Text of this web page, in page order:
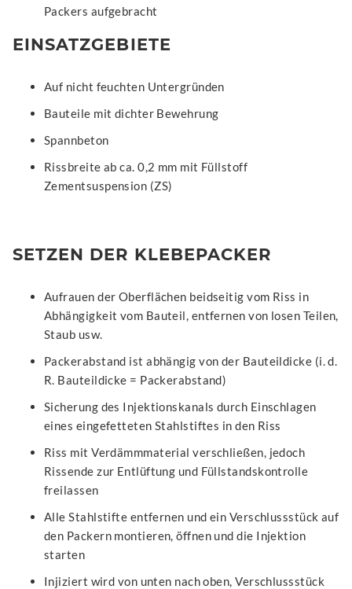
Packers aufgebracht
EINSATZGEBIETE
Auf nicht feuchten Untergründen
Bauteile mit dichter Bewehrung
Spannbeton
Rissbreite ab ca. 0,2 mm mit Füllstoff
Zementsuspension (ZS)
SETZEN DER KLEBEPACKER
Aufrauen der Oberflächen beidseitig vom Riss in
Abhängigkeit vom Bauteil, entfernen von losen Teilen,
Staub usw.
Packerabstand ist abhängig von der Bauteildicke (i. d.
R. Bauteildicke = Packerabstand)
Sicherung des Injektionskanals durch Einschlagen
eines eingefetteten Stahlstiftes in den Riss
Riss mit Verdämmmaterial verschließen, jedoch
Rissende zur Entlüftung und Füllstandskontrolle
freilassen
Alle Stahlstifte entfernen und ein Verschlussstück auf
den Packern montieren, öffnen und die Injektion
starten
Injiziert wird von unten nach oben, Verschlussstück